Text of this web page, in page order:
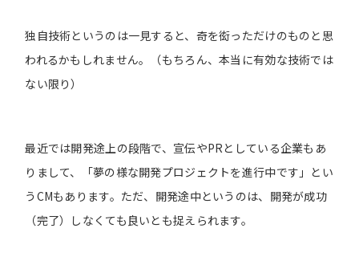
独自技術というのは一見すると、奇を衒っただけのものと思
われるかもしれません。（もちろん、本当に有効な技術では
ない限り）
最近では開発途上の段階で、宣伝やPRとしている企業もあ
りまして、「夢の様な開発プロジェクトを進行中です」とい
うCMもあります。ただ、開発途中というのは、開発が成功
（完了）しなくても良いとも捉えられます。